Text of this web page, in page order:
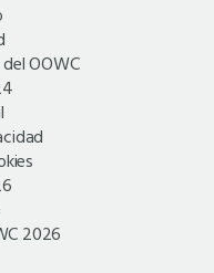
OOWC
2026